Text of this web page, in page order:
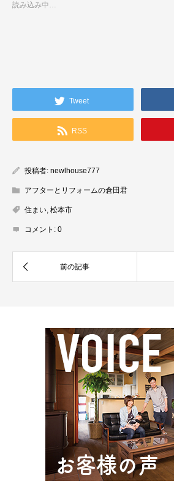
読み込み中…
Tweet
RSS
投稿者: newlhouse777
アフターとリフォームの倉田君
住まい, 松本市
コメント: 0